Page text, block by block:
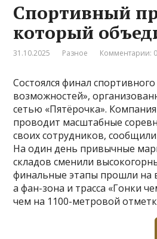
Спортивный
который
31.10.2025 Разное Комментарии: 0
Состоялся финал
возможностей»,
сетью «Пятёрочка».
проводит масштабные
своих сотрудников,
На один день привычные
складов сменили
финальные этапы прошли на
а фан-зона и трасса «Гонки
чем на 1100-метровой